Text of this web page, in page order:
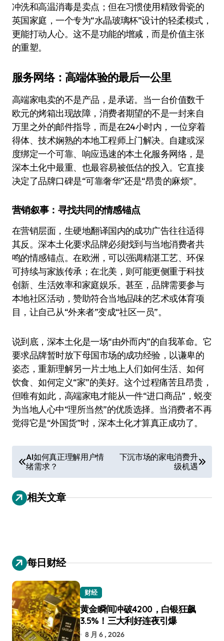
冲洗和高温消毒是卖点；但在习惯使用精致骨瓷的
英国家庭，一个专为“水晶玻璃杯”设计的轻柔模式，
更能打动人心。这不是功能的增减，而是价值主张
的重塑。
服务网络：高端体验的最后一公里
高端家电卖的不是产品，是承诺。当一台价值数千
欧元的烤箱出现故障，消费者期望的不是一封来自
万里之外的邮件指导，而是在24小时内，一位穿着
得体、技术娴熟的本地工程师上门解决。自建或深
度绑定一个可靠、响应迅速的本土化服务网络，是
深本土化中最重、也最容易被低估的投入。它直接
决定了品牌口碑是“可靠奢华”还是“昂贵的麻烦”。
营销叙事：寻找共同的情感锚点
在营销层面，生硬地翻译国内的成功广告往往适得
其反。深本土化要求品牌必须找到与当地消费者共
鸣的情感锚点。在欧洲，可以强调精湛工艺、环保
可持续与家族传承；在北美，则可能更侧重于科技
创新、生活效率和家庭娱乐。甚至，品牌需要参与
本地社区活动，赞助符合当地品味的艺术或体育项
目，让自己从“外来者”变成“社区一员”。
说到底，深本土化是一场“由外而内”的自我革命。它
要求品牌暂时放下母国市场的成功经验，以谦卑的
姿态，重新理解另一片土地上人们如何生活、如何
饮食、如何定义“家”的美好。这个过程痛苦且昂贵，
但唯有如此，高端家电才能从一件“进口商品”，蜕变
为当地人心中“理所当然”的优质选择。当消费者不再
觉得它是“外国货”时，深本土化才算真正成功了。
章
导
航
AI如何真正理解用户情
绪需求？
下沉市场的家电消费升
级机遇
相关文章
每日财经
财经
黄金瞬间冲破4200，白银狂飙
3.5%！三大利好连夜引爆
8 月 6 , 2026